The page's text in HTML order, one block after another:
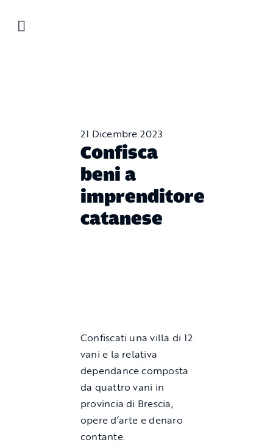
21 Dicembre 2023
Confisca
beni a
imprenditore
catanese
Confiscati una villa di 12
vani e la relativa
dependance composta
da quattro vani in
provincia di Brescia,
opere d’arte e denaro
contante.